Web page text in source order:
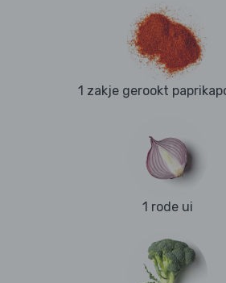
1 zakje gerookt
1 rode ui